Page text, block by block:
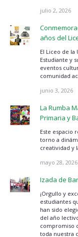
julio 2, 2026
años del
El Liceo de
Estudiante y
eventos
comunidad
junio 3, 2026
La Rumba
Primaria y
Este espacio
torno a
creatividad y
mayo 28, 2026
Izada de
¡Orgullo y
estudiantes
han sido
del año
compromiso
toda nuestra